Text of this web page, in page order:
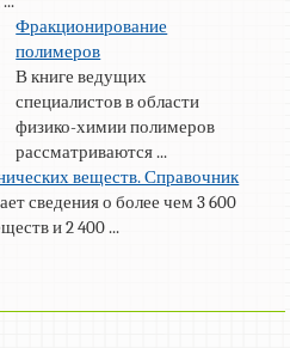
Фракционирование
полимеров
В книге ведущих
специалистов в области
физико-химии полимеров
рассматриваются ...
веществ. Справочник
сведения о более чем 3 600
и 2 400 ...